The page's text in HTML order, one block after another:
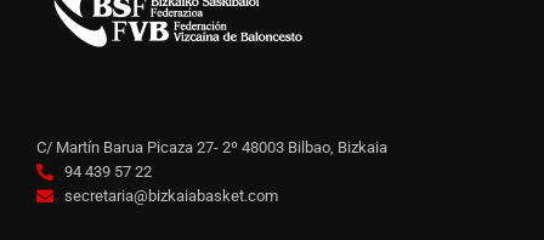
C/ Martín Barua Picaza 27- 2º 48003 Bilbao, Bizkaia
94 439 57 22
secretaria@bizkaiabasket.com